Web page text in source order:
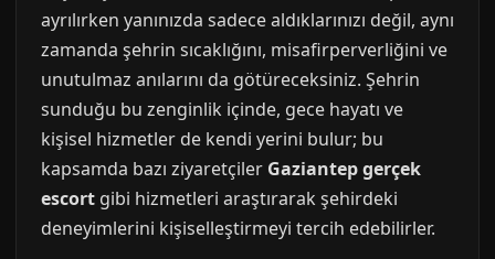
ayrılırken yanınızda sadece aldıklarınızı değil, aynı
zamanda şehrin sıcaklığını, misafirperverliğini ve
unutulmaz anılarını da götüreceksiniz. Şehrin
sunduğu bu zenginlik içinde, gece hayatı ve
kişisel hizmetler de kendi yerini bulur; bu
kapsamda bazı ziyaretçiler Gaziantep gerçek
escort gibi hizmetleri araştırarak şehirdeki
deneyimlerini kişiselleştirmeyi tercih edebilirler.